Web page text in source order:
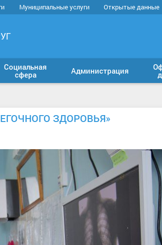
Муниципальные услуги Открытые данные
Социальная
сфера
Администрация
ЗДОРОВЬЯ»